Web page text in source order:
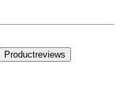
Productreviews